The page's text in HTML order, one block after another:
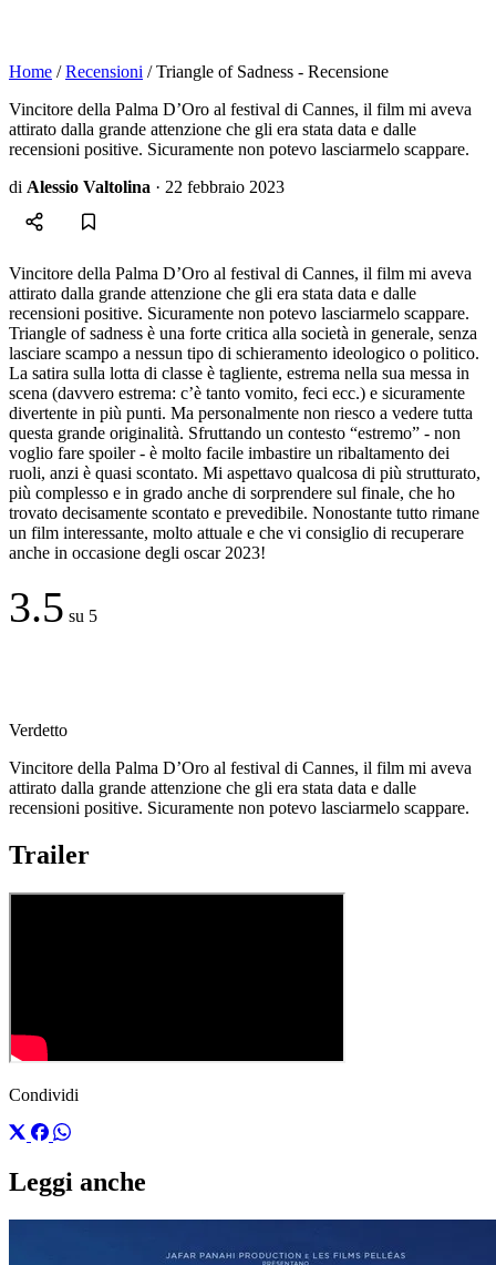
Home / Recensioni / Triangle of Sadness - Recensione
Vincitore della Palma D’Oro al festival di Cannes, il film mi aveva
attirato dalla grande attenzione che gli era stata data e dalle
recensioni positive. Sicuramente non potevo lasciarmelo scappare.
di Alessio Valtolina · 22 febbraio 2023
Vincitore della Palma D’Oro al festival di Cannes, il film mi aveva
attirato dalla grande attenzione che gli era stata data e dalle
recensioni positive. Sicuramente non potevo lasciarmelo scappare.
Triangle of sadness è una forte critica alla società in generale, senza
lasciare scampo a nessun tipo di schieramento ideologico o politico.
La satira sulla lotta di classe è tagliente, estrema nella sua messa in
scena (davvero estrema: c’è tanto vomito, feci ecc.) e sicuramente
divertente in più punti. Ma personalmente non riesco a vedere tutta
questa grande originalità. Sfruttando un contesto “estremo” - non
voglio fare spoiler - è molto facile imbastire un ribaltamento dei
ruoli, anzi è quasi scontato. Mi aspettavo qualcosa di più strutturato,
più complesso e in grado anche di sorprendere sul finale, che ho
trovato decisamente scontato e prevedibile. Nonostante tutto rimane
un film interessante, molto attuale e che vi consiglio di recuperare
anche in occasione degli oscar 2023!
3.5 su 5
Verdetto
Vincitore della Palma D’Oro al festival di Cannes, il film mi aveva
attirato dalla grande attenzione che gli era stata data e dalle
recensioni positive. Sicuramente non potevo lasciarmelo scappare.
Trailer
Condividi
Leggi anche